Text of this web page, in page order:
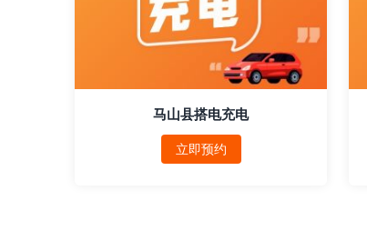
马山县搭电充电
立即预约